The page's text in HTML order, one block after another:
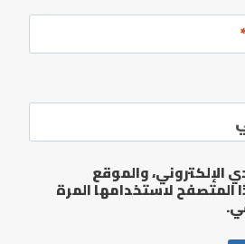
*
الإلكتروني، والموقع
المتصفح لاستخدامها المرة